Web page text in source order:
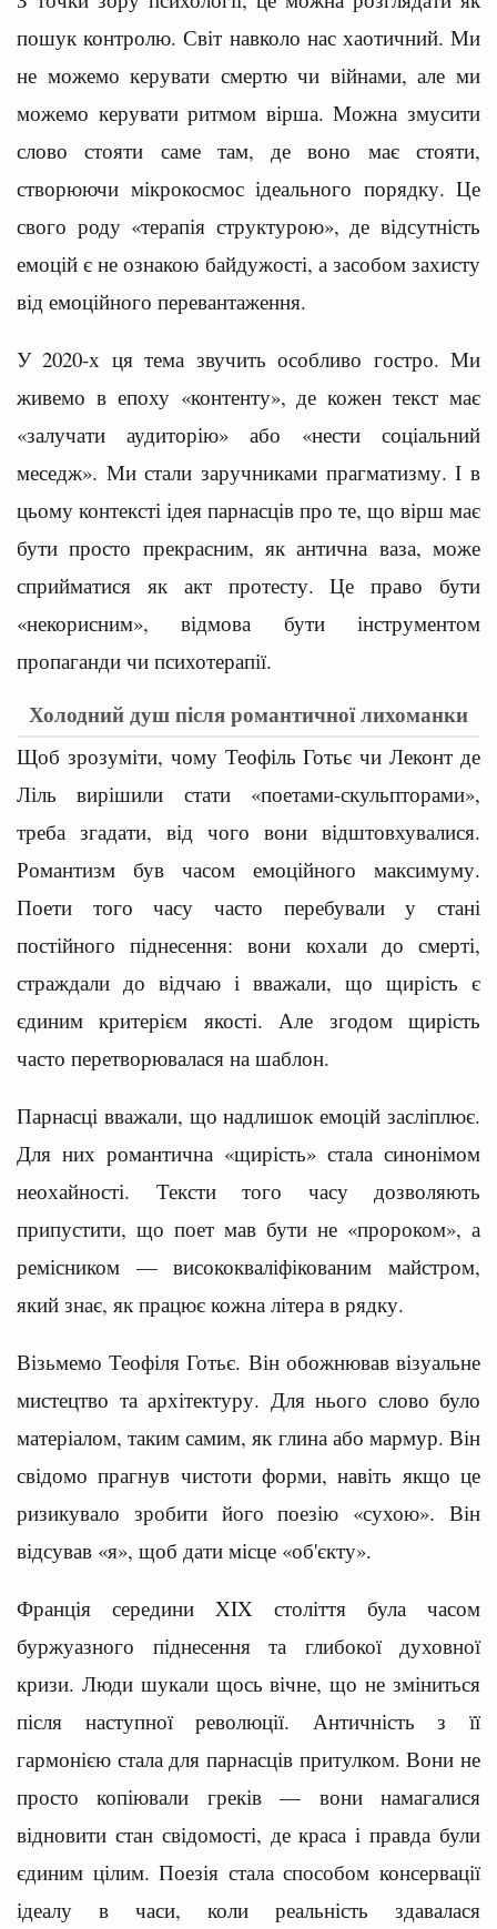
пошук контролю. Світ навколо нас хаотичний. Ми
не можемо керувати смертю чи війнами, але ми
можемо керувати ритмом вірша. Можна змусити
слово стояти саме там, де воно має стояти,
створюючи мікрокосмос ідеального порядку. Це
свого роду «терапія структурою», де відсутність
емоцій є не ознакою байдужості, а засобом захисту
від емоційного перевантаження.
У 2020-х ця тема звучить особливо гостро. Ми
живемо в епоху «контенту», де кожен текст має
«залучати аудиторію» або «нести соціальний
меседж». Ми стали заручниками прагматизму. І в
цьому контексті ідея парнасців про те, що вірш має
бути просто прекрасним, як антична ваза, може
сприйматися як акт протесту. Це право бути
«некорисним», відмова бути інструментом
пропаганди чи психотерапії.
Холодний душ після романтичної лихоманки
Щоб зрозуміти, чому Теофіль Готьє чи Леконт де
Ліль вирішили стати «поетами-скульпторами»,
треба згадати, від чого вони відштовхувалися.
Романтизм був часом емоційного максимуму.
Поети того часу часто перебували у стані
постійного піднесення: вони кохали до смерті,
страждали до відчаю і вважали, що щирість є
єдиним критерієм якості. Але згодом щирість
часто перетворювалася на шаблон.
Парнасці вважали, що надлишок емоцій засліплює.
Для них романтична «щирість» стала синонімом
неохайності. Тексти того часу дозволяють
припустити, що поет мав бути не «пророком», а
ремісником — висококваліфікованим майстром,
який знає, як працює кожна літера в рядку.
Візьмемо Теофіля Готьє. Він обожнював візуальне
мистецтво та архітектуру. Для нього слово було
матеріалом, таким самим, як глина або мармур. Він
свідомо прагнув чистоти форми, навіть якщо це
ризикувало зробити його поезію «сухою». Він
відсував «я», щоб дати місце «об'єкту».
Франція середини XIX століття була часом
буржуазного піднесення та глибокої духовної
кризи. Люди шукали щось вічне, що не зміниться
після наступної революції. Античність з її
гармонією стала для парнасців притулком. Вони не
просто копіювали греків — вони намагалися
відновити стан свідомості, де краса і правда були
єдиним цілим. Поезія стала способом консервації
ідеалу в часи, коли реальність здавалася